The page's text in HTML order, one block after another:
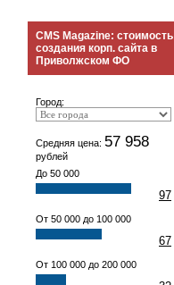
CMS Magazine: стоимость
создания корп. сайта в
Приволжском ФО
Город:
Средняя цена: 57 958
рублей
До 50 000
97
От 50 000 до 100 000
67
От 100 000 до 200 000